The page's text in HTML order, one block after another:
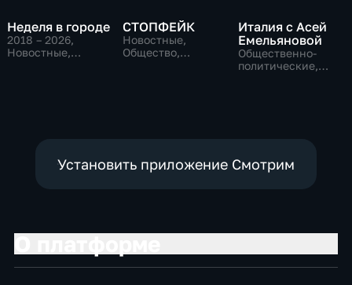
Неделя в городе
2018 – 2026,
Новостные,
СТОПФЕЙК
Новостные,
Общество,
Италия с Асей
Емельяновой
Общественно-
политические,
Установить приложение Смотрим